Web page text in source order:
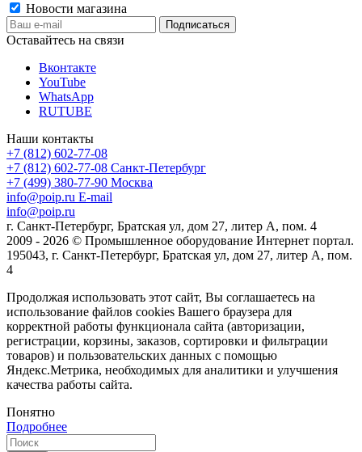
Новости магазина
Оставайтесь на связи
Вконтакте
YouTube
WhatsApp
RUTUBE
Наши контакты
+7 (812) 602-77-08
+7 (812) 602-77-08 Санкт-Петербург
+7 (499) 380-77-90 Москва
info@poip.ru E-mail
info@poip.ru
г. Санкт-Петербург, Братская ул, дом 27, литер А, пом. 4
2009 - 2026 © Промышленное оборудование Интернет портал.
195043, г. Санкт-Петербург, Братская ул, дом 27, литер А, пом.
4
Продолжая использовать этот сайт, Вы соглашаетесь на
использование файлов cookies Вашего браузера для
корректной работы функционала сайта (авторизации,
регистрации, корзины, заказов, сортировки и фильтрации
товаров) и пользовательских данных с помощью
Яндекс.Метрика, необходимых для аналитики и улучшения
качества работы сайта.
Понятно
Подробнее